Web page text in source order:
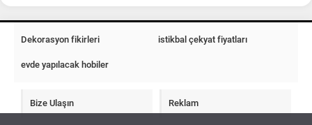
Dekorasyon fikirleri istikbal çekyat fiyatları
evde yapılacak hobiler
Bize Ulaşın Reklam